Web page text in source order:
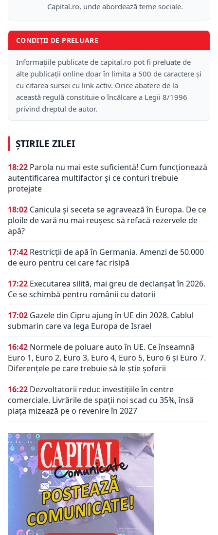
Capital.ro, unde abordează teme sociale.
CONDIȚII DE PRELUARE
Informațiile publicate de capital.ro pot fi preluate de
alte publicații online doar în limita a 500 de caractere și
cu citarea sursei cu link activ. Orice abatere de la
această regulă constituie o încălcare a Legii 8/1996
privind dreptul de autor.
ȘTIRILE ZILEI
18:22 Parola nu mai este suficientă! Cum funcționează
autentificarea multifactor și ce conturi trebuie
protejate
18:02 Canicula și seceta se agravează în Europa. De ce
ploile de vară nu mai reușesc să refacă rezervele de
apă?
17:42 Restricții de apă în Germania. Amenzi de 50.000
de euro pentru cei care fac risipă
17:22 Executarea silită, mai greu de declanșat în 2026.
Ce se schimbă pentru românii cu datorii
17:02 Gazele din Cipru ajung în UE din 2028. Cablul
submarin care va lega Europa de Israel
16:42 Normele de poluare auto în UE. Ce înseamnă
Euro 1, Euro 2, Euro 3, Euro 4, Euro 5, Euro 6 și Euro 7.
Diferențele pe care trebuie să le știe șoferii
16:22 Dezvoltatorii reduc investițiile în centre
comerciale. Livrările de spații noi scad cu 35%, însă
piața mizează pe o revenire în 2027